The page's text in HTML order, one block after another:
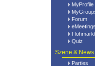
MyProfile
Forum
eMeetings
Flohmarkt
Quiz
Szene & News
Parties